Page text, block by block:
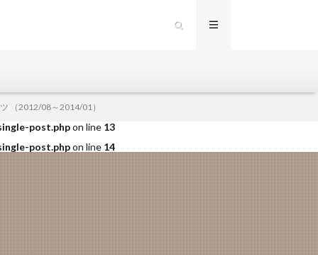
post.phpon line
post.phpon line 13
post.phpon line 14
（2012/08～2014/01）